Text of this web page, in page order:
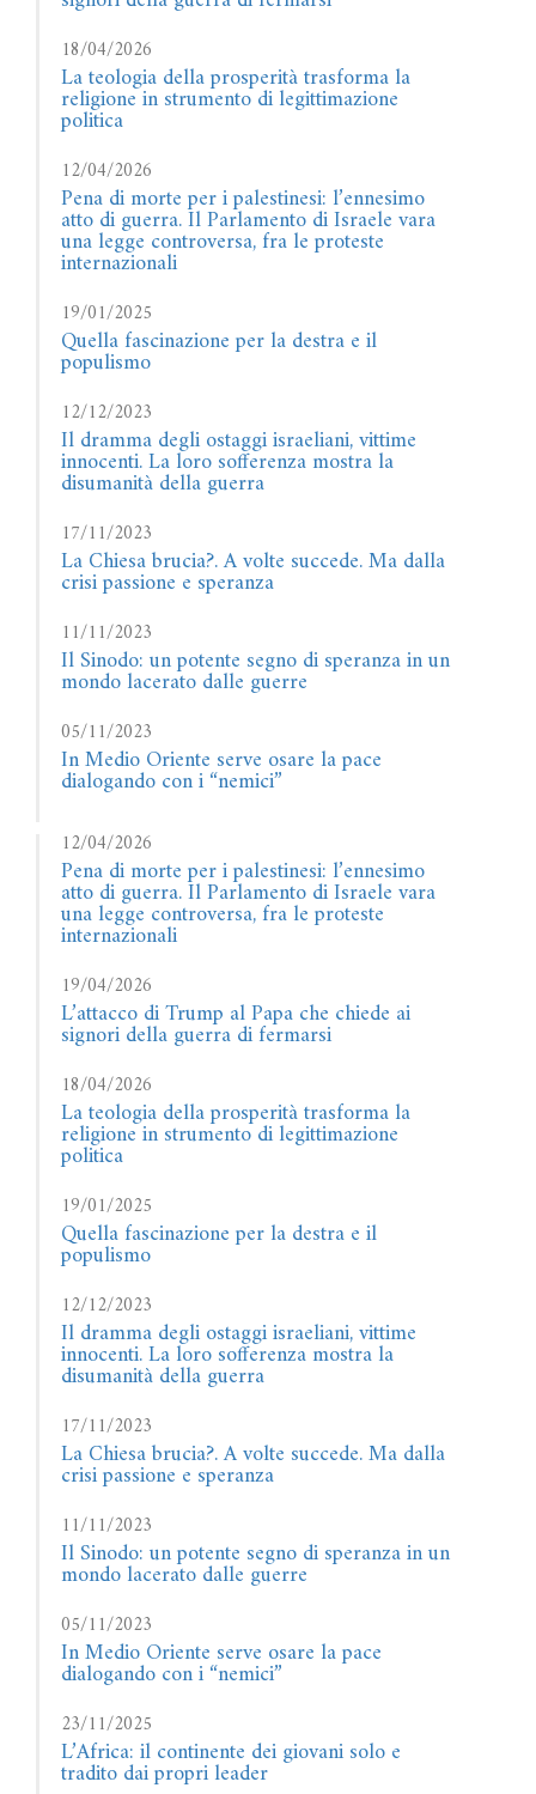
18/04/2026
La teologia della prosperità trasforma la
religione in strumento di legittimazione
politica
12/04/2026
Pena di morte per i palestinesi: l’ennesimo
atto di guerra. Il Parlamento di Israele vara
una legge controversa, fra le proteste
internazionali
19/01/2025
Quella fascinazione per la destra e il
populismo
12/12/2023
Il dramma degli ostaggi israeliani, vittime
innocenti. La loro sofferenza mostra la
disumanità della guerra
17/11/2023
La Chiesa brucia?. A volte succede. Ma dalla
crisi passione e speranza
11/11/2023
Il Sinodo: un potente segno di speranza in un
mondo lacerato dalle guerre
05/11/2023
In Medio Oriente serve osare la pace
dialogando con i “nemici”
12/04/2026
Pena di morte per i palestinesi: l’ennesimo
atto di guerra. Il Parlamento di Israele vara
una legge controversa, fra le proteste
internazionali
19/04/2026
L’attacco di Trump al Papa che chiede ai
signori della guerra di fermarsi
18/04/2026
La teologia della prosperità trasforma la
religione in strumento di legittimazione
politica
19/01/2025
Quella fascinazione per la destra e il
populismo
12/12/2023
Il dramma degli ostaggi israeliani, vittime
innocenti. La loro sofferenza mostra la
disumanità della guerra
17/11/2023
La Chiesa brucia?. A volte succede. Ma dalla
crisi passione e speranza
11/11/2023
Il Sinodo: un potente segno di speranza in un
mondo lacerato dalle guerre
05/11/2023
In Medio Oriente serve osare la pace
dialogando con i “nemici”
23/11/2025
L’Africa: il continente dei giovani solo e
tradito dai propri leader